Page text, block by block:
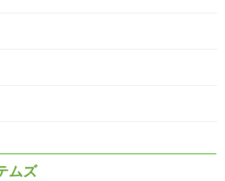
ムズ